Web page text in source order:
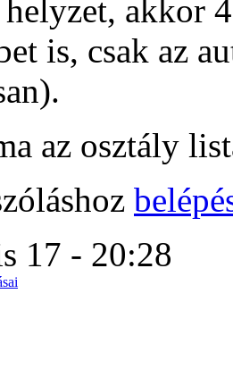
akkor
is, csak az
az osztály
17 - 20:28